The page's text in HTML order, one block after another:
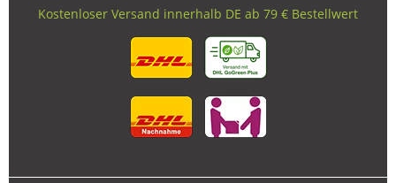
Kostenloser Versand innerhalb DE ab 79 € Bestellwert